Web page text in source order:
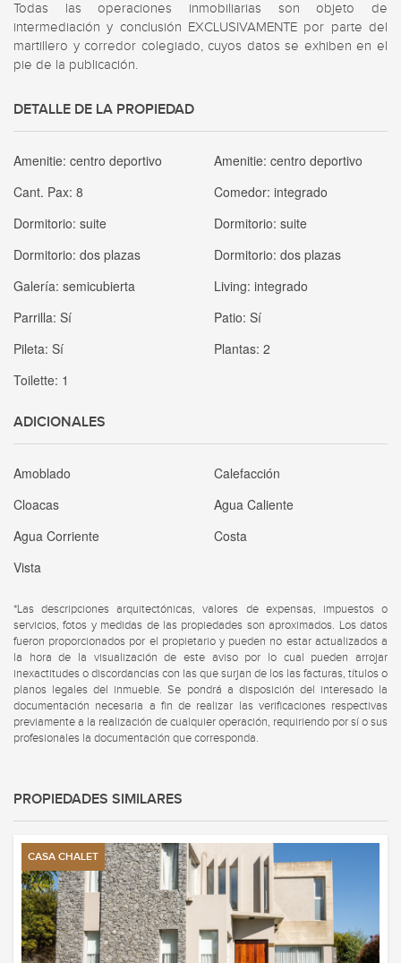
Todas las operaciones inmobiliarias son objeto de
intermediación y conclusión EXCLUSIVAMENTE por parte del
martillero y corredor colegiado, cuyos datos se exhiben en el
pie de la publicación.
DETALLE DE LA PROPIEDAD
Amenitie: centro deportivo Amenitie: centro deportivo
Cant. Pax: 8 Comedor: integrado
Dormitorio: suite Dormitorio: suite
Dormitorio: dos plazas Dormitorio: dos plazas
Galería: semicubierta Living: integrado
Parrilla: Sí Patio: Sí
Pileta: Sí Plantas: 2
Toilette: 1
ADICIONALES
Amoblado
Calefacción
Cloacas
Agua Caliente
Agua Corriente
Costa
Vista
*Las descripciones arquitectónicas, valores de expensas, impuestos o
servicios, fotos y medidas de las propiedades son aproximados. Los datos
fueron proporcionados por el propietario y pueden no estar actualizados a
la hora de la visualización de este aviso por lo cual pueden arrojar
inexactitudes o discordancias con las que surjan de los las facturas, títulos o
planos legales del inmueble. Se pondrá a disposición del interesado la
documentación necesaria a fin de realizar las verificaciones respectivas
previamente a la realización de cualquier operación, requiriendo por sí o sus
profesionales la documentación que corresponda.
PROPIEDADES SIMILARES
CASA CHALET